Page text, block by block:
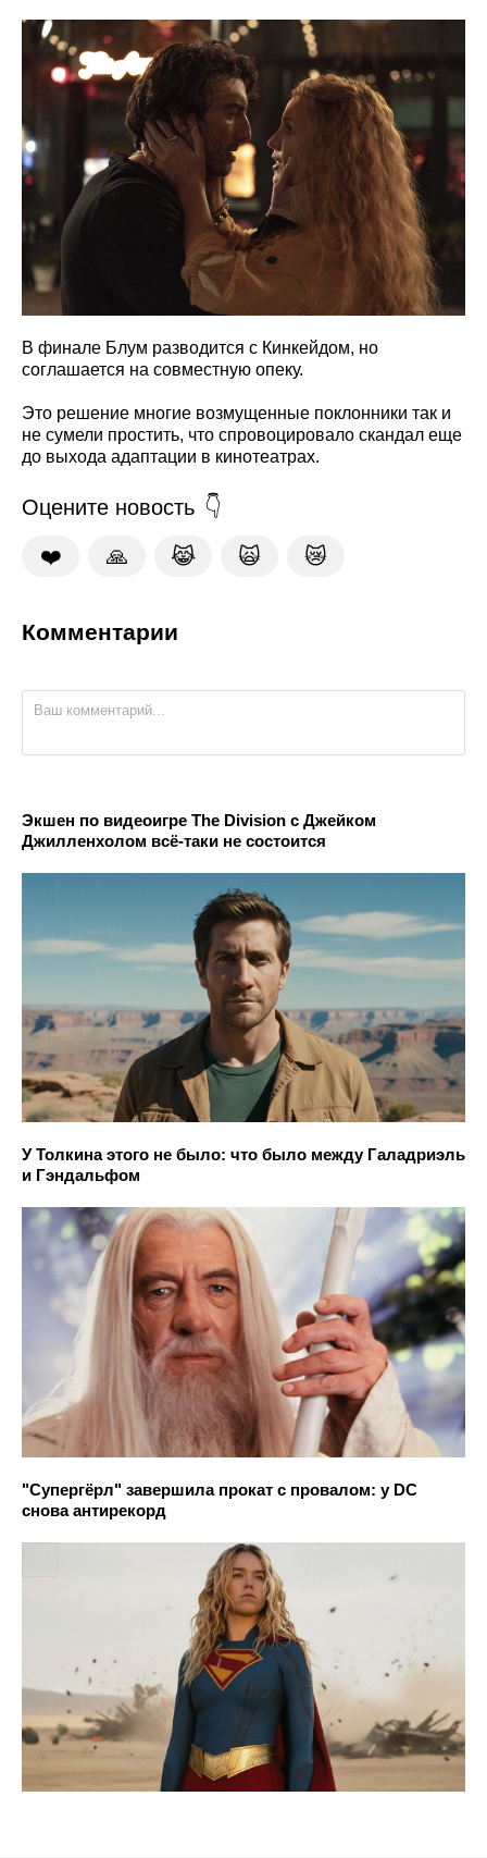
В финале Блум разводится с Кинкейдом, но
соглашается на совместную опеку.
Это решение многие возмущенные поклонники так и
не сумели простить, что спровоцировало скандал еще
до выхода адаптации в кинотеатрах.
Оцените новость
❤️ 🙏 😹 🙀 😿
Комментарии
Экшен по видеоигре The Division с Джейком
Джилленхолом всё-таки не состоится
У Толкина этого не было: что было между Галадриэль
и Гэндальфом
"Супергёрл" завершила прокат с провалом: у DC
снова антирекорд